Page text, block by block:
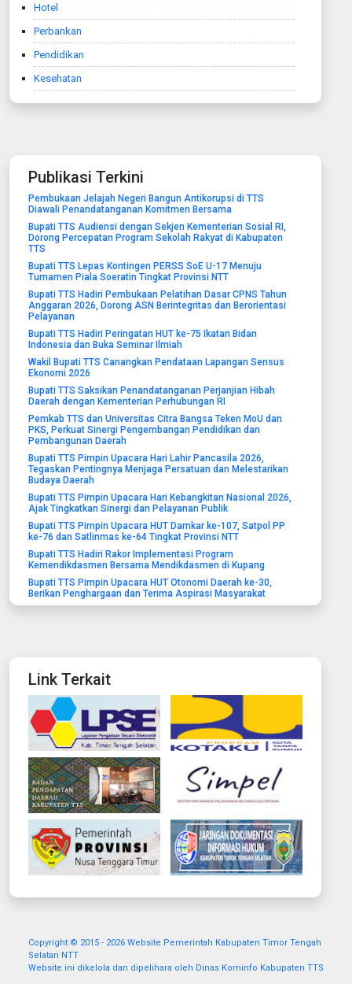
Hotel
Perbankan
Pendidikan
Kesehatan
Publikasi Terkini
Pembukaan Jelajah Negeri Bangun Antikorupsi di TTS
Diawali Penandatanganan Komitmen Bersama
Bupati TTS Audiensi dengan Sekjen Kementerian Sosial RI,
Dorong Percepatan Program Sekolah Rakyat di Kabupaten
TTS
Bupati TTS Lepas Kontingen PERSS SoE U-17 Menuju
Turnamen Piala Soeratin Tingkat Provinsi NTT
Bupati TTS Hadiri Pembukaan Pelatihan Dasar CPNS Tahun
Anggaran 2026, Dorong ASN Berintegritas dan Berorientasi
Pelayanan
Bupati TTS Hadiri Peringatan HUT ke-75 Ikatan Bidan
Indonesia dan Buka Seminar Ilmiah
Wakil Bupati TTS Canangkan Pendataan Lapangan Sensus
Ekonomi 2026
Bupati TTS Saksikan Penandatanganan Perjanjian Hibah
Daerah dengan Kementerian Perhubungan RI
Pemkab TTS dan Universitas Citra Bangsa Teken MoU dan
PKS, Perkuat Sinergi Pengembangan Pendidikan dan
Pembangunan Daerah
Bupati TTS Pimpin Upacara Hari Lahir Pancasila 2026,
Tegaskan Pentingnya Menjaga Persatuan dan Melestarikan
Budaya Daerah
Bupati TTS Pimpin Upacara Hari Kebangkitan Nasional 2026,
Ajak Tingkatkan Sinergi dan Pelayanan Publik
Bupati TTS Pimpin Upacara HUT Damkar ke-107, Satpol PP
ke-76 dan Satlinmas ke-64 Tingkat Provinsi NTT
Bupati TTS Hadiri Rakor Implementasi Program
Kemendikdasmen Bersama Mendikdasmen di Kupang
Bupati TTS Pimpin Upacara HUT Otonomi Daerah ke-30,
Berikan Penghargaan dan Terima Aspirasi Masyarakat
Link Terkait
Copyright © 2015 - 2026 Website Pemerintah Kabupaten Timor Tengah
Selatan NTT
Website ini dikelola dan dipelihara oleh Dinas Kominfo Kabupaten TTS